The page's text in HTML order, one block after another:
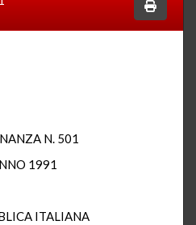
N. 501
1991
ITALIANA